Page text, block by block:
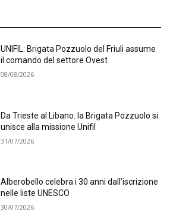
UNIFIL: Brigata Pozzuolo del Friuli assume
il comando del settore Ovest
08/08/2026
Da Trieste al Libano: la Brigata Pozzuolo si
unisce alla missione Unifil
31/07/2026
Alberobello celebra i 30 anni dall’iscrizione
nelle liste UNESCO
30/07/2026